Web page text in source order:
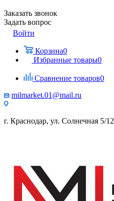
Заказать звонок
Задать вопрос
Войти
Корзина0
Избранные товары0
Сравнение товаров0
milmarket.01@mail.ru
г. Краснодар, ул. Солнечная 5/12